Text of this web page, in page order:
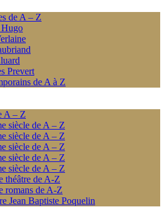
de A – Z
Hugo
Prevert
de A à Z
A – Z
siècle de A – Z
siècle de A – Z
siècle de A – Z
siècle de A – Z
siècle de A – Z
théâtre de A-Z
romans de A-Z
Jean Baptiste Poquelin